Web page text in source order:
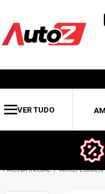
VER TUDO